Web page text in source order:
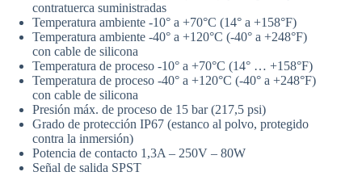
contratuerca suministradas
Temperatura ambiente -10° a +70°C (14° a +158°F)
Temperatura ambiente -40° a +120°C (-40° a +248°F)
con cable de silicona
Temperatura de proceso -10° a +70°C (14° … +158°F)
Temperatura de proceso -40° a +120°C (-40° a +248°F)
con cable de silicona
Presión máx. de proceso de 15 bar (217,5 psi)
Grado de protección IP67 (estanco al polvo, protegido
contra la inmersión)
Potencia de contacto 1,3A – 250V – 80W
Señal de salida SPST